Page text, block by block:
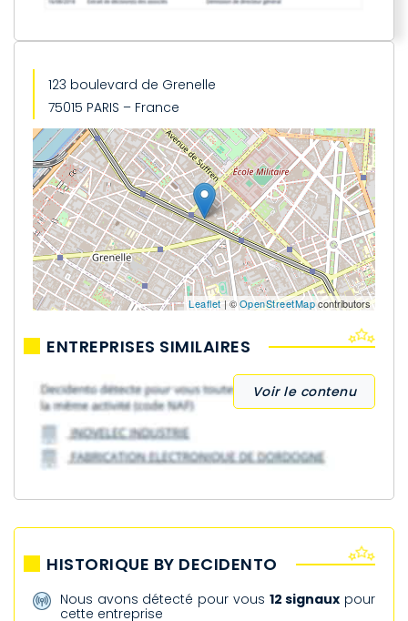
123 boulevard de Grenelle
75015 PARIS – France
Leaflet| ©OpenStreetMapcontributors
ENTREPRISES SIMILAIRES
Voir le contenu
HISTORIQUE BY DECIDENTO
Nous avons détecté pour vous 12 signaux pour
cette entreprise